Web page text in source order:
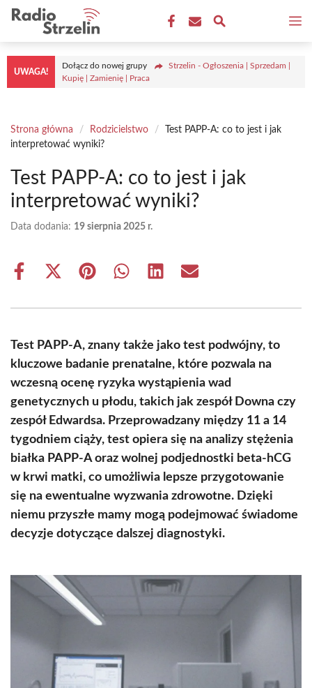
Przejdź
treści
UWAGA!
Dołącz do nowej grupy
Strzelin - Ogłoszenia | Sprzedam |
Kupię | Zamienię | Praca
Strona główna / Rodzicielstwo /
Test PAPP-A: co to jest i jak
interpretować wyniki?
Test PAPP-A: co to jest i jak
interpretować wyniki?
Data dodania: 19 sierpnia 2025 r.
Share
Share
(Twitter)
Share Share Share Share
Test PAPP-A, znany także jako test podwójny, to
kluczowe badanie prenatalne, które pozwala na
wczesną ocenę ryzyka wystąpienia wad
genetycznych u płodu, takich jak zespół Downa czy
zespół Edwardsa. Przeprowadzany między 11 a 14
tygodniem ciąży, test opiera się na analizy stężenia
białka PAPP-A oraz wolnej podjednostki beta-hCG
w krwi matki, co umożliwia lepsze przygotowanie
się na ewentualne wyzwania zdrowotne. Dzięki
niemu przyszłe mamy mogą podejmować świadome
decyzje dotyczące dalszej diagnostyki.